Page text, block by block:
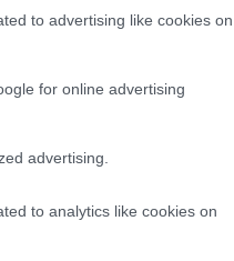
to advertising like cookies on
for online advertising
advertising.
to analytics like cookies on
akiről egészen
is megtekinthető